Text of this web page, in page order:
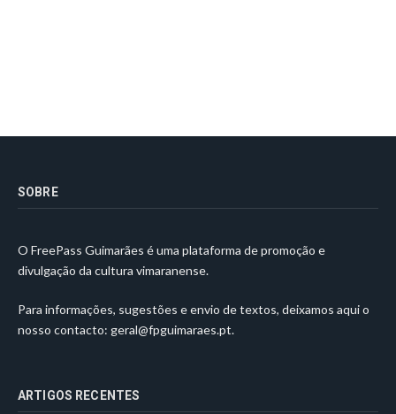
SOBRE
O FreePass Guimarães é uma plataforma de promoção e
divulgação da cultura vimaranense.
Para informações, sugestões e envio de textos, deixamos aqui o
nosso contacto: geral@fpguimaraes.pt.
ARTIGOS RECENTES